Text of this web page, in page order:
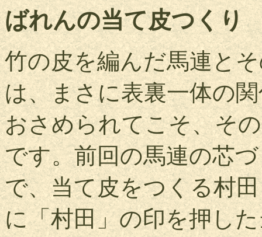
ばれんの当て皮
竹の皮を編んだ馬連と
は、まさに表裏一体の
おさめられてこそ、そ
です。前回の馬連の芯
で、当て皮をつくる村
に「村田」の印を押し